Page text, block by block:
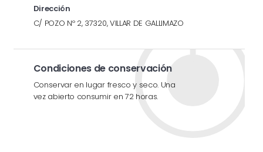
Dirección
C/ POZO Nº 2, 37320, VILLAR DE GALLIMAZO
Condiciones de conservación
Conservar en lugar fresco y seco. Una
vez abierto consumir en 72 horas.